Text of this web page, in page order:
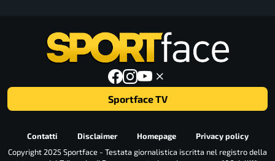
Sportface TV
Contatti Disclaimer Homepage
Privacy policy
Copyright 2025 Sportface - Testata giornalistica iscritta nel registro della